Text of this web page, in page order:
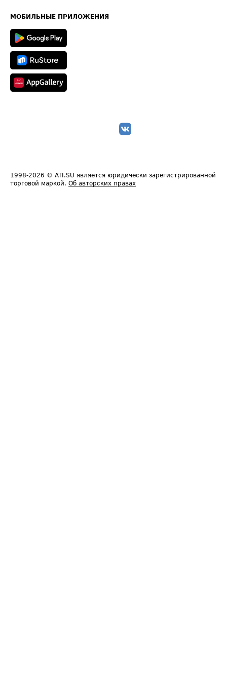
Техническая информация
МОБИЛЬНЫЕ ПРИЛОЖЕНИЯ
1998-2026 © ATI.SU является юридически зарегистрированной
торговой маркой. Об авторских правах